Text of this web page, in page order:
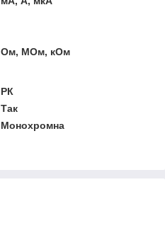
Ом, МОм, кОм
РК
Так
Монохромна